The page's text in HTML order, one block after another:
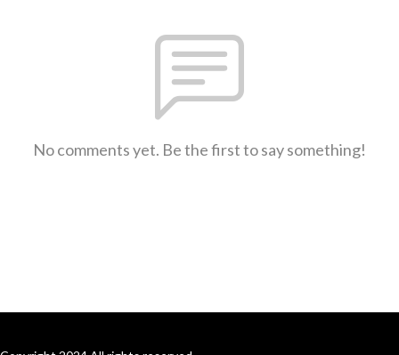
No comments yet. Be the first to say something!